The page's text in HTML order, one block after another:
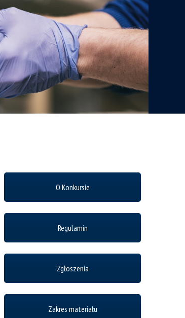
O Konkursie
Regulamin
Zgłoszenia
Zakres materiału